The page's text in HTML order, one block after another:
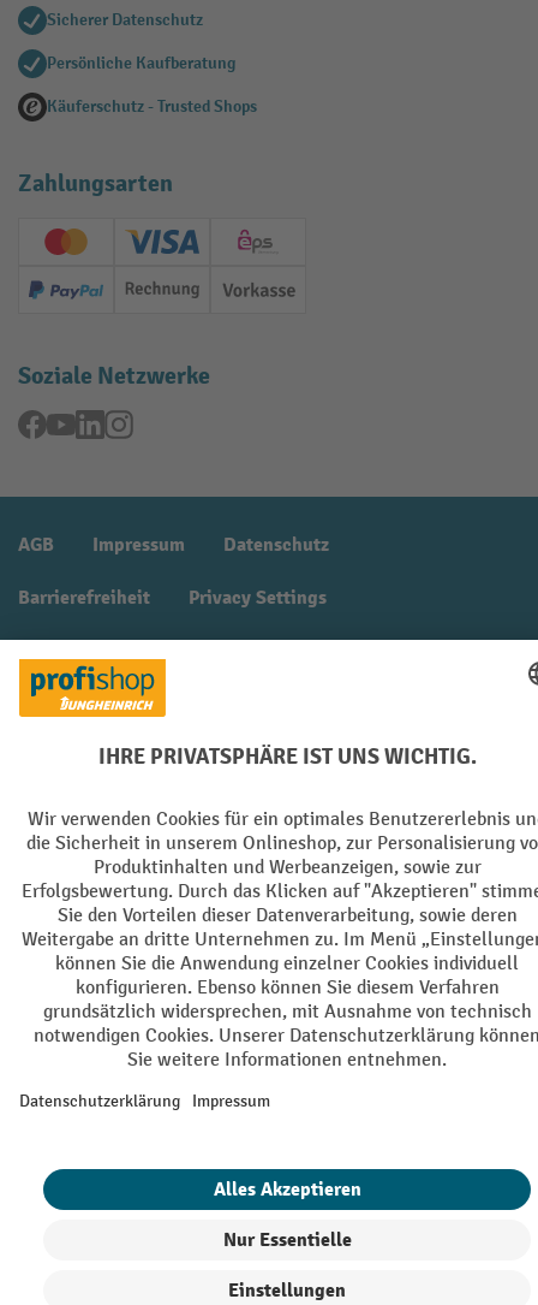
Sicherer Datenschutz
Persönliche Kaufberatung
Käuferschutz - Trusted Shops
Zahlungsarten
Creditcard (Master)Creditcard (Visa)
EPS
PayPal Rechnung Vorkasse
Soziale Netzwerke
Facebook
YouTubeLinkedInInstagram
AGB Impressum Datenschutz
Barrierefreiheit Privacy Settings
Nachnahmegebühren, wenn nicht anders angegeben.
¹ Der Rabatt gilt so lange der Vorrat reicht. Der Rabatt gilt nicht auf
oder Gutscheinen ist nicht möglich. | ² Der Rabatt wird einmalig bei
Tage gültig und kann ab einem Netto-Bestellwert von 250,- € online
eingelöst werden. Die Höhe des Rabatts variiert je nach
Produktkategorie und beträgt bis zu 10 % (10 % auf Lager, Umwelt,
Arbeitsschutz | 5% auf Werkstatt, Betrieb, Transport, Stapeln und
Heben | 7% auf Büro). Ausgenommen sind Elektro-Hubwagen,
Elektro-Hochhubwagen, Elektro-Stapler sowie Gebrauchtgeräte.
Ausschluss von Werkzeug. Gilt nicht auf Sonderpreise. Kombination
mit anderen Gutscheinen nicht möglich.